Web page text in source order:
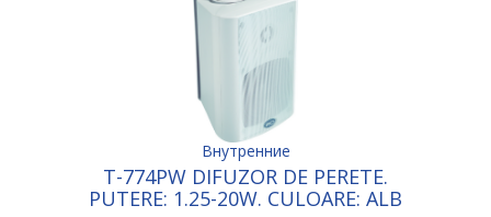
Внутренние
T-774PW DIFUZOR DE PERETE.
PUTERE: 1.25-20W. CULOARE: ALB